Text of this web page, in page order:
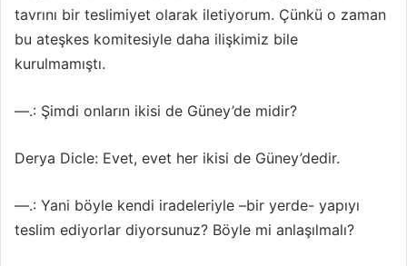
tavrını bir teslimiyet olarak iletiyorum. Çünkü o zaman
bu ateşkes komitesiyle daha ilişkimiz bile
kurulmamıştı.
—.: Şimdi onların ikisi de Güney’de midir?
Derya Dicle: Evet, evet her ikisi de Güney’dedir.
—.: Yani böyle kendi iradeleriyle –bir yerde- yapıyı
teslim ediyorlar diyorsunuz? Böyle mi anlaşılmalı?